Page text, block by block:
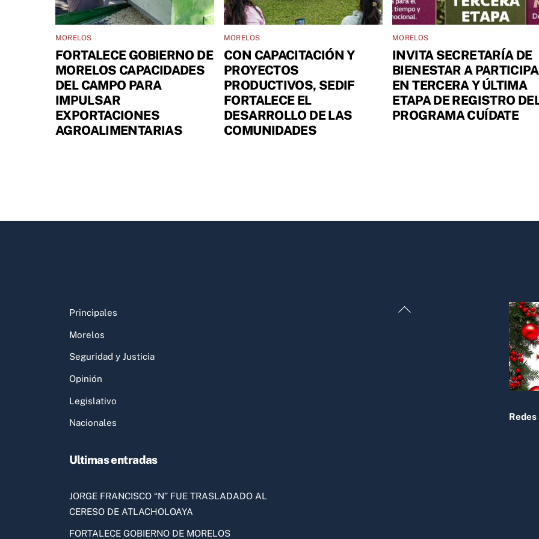
MORELOS
FORTALECE GOBIERNO DE
MORELOS CAPACIDADES
DEL CAMPO PARA
IMPULSAR
EXPORTACIONES
AGROALIMENTARIAS
MORELOS
CON CAPACITACIÓN Y
PROYECTOS
PRODUCTIVOS, SEDIF
FORTALECE EL
DESARROLLO DE LAS
COMUNIDADES
MORELOS
INVITA SECRETARÍA DE
BIENESTAR A
EN TERCERA Y ÚLTIMA
ETAPA DE REGISTRO
PROGRAMA CUÍDATE
Back
Principales
Morelos
Seguridad y Justicia
Opinión
Legislativo
Nacionales
Ultimas entradas
JORGE FRANCISCO “N” FUE TRASLADADO AL
CERESO DE ATLACHOLOAYA
FORTALECE GOBIERNO DE MORELOS